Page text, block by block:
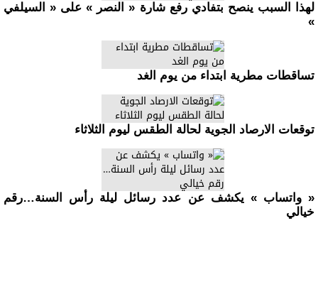
لهذا السبب ينصح بتفادي رفع شارة « النصر » على « السيلفي
»
تساقطات مطرية ابتداء من يوم الغد
توقعات الارصاد الجوية لحالة الطقس ليوم الثلاثاء
« واتساب » يكشف عن عدد رسائل ليلة رأس السنة…رقم
خيالي